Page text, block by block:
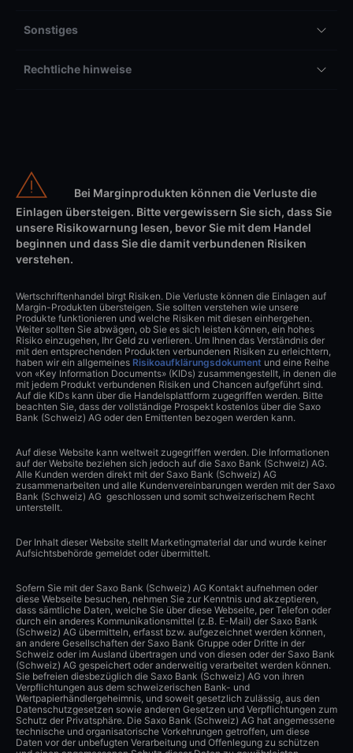
Sonstiges
Rechtliche hinweise
Bei Marginprodukten können die Verluste die
Einlagen übersteigen. Bitte vergewissern Sie sich, dass Sie
unsere Risikowarnung lesen, bevor Sie mit dem Handel
beginnen und dass Sie die damit verbundenen Risiken
verstehen.
Wertschriftenhandel birgt Risiken. Die Verluste können die Einlagen auf
Margin-Produkten übersteigen. Sie sollten verstehen wie unsere
Produkte funktionieren und welche Risiken mit diesen einhergehen.
Weiter sollten Sie abwägen, ob Sie es sich leisten können, ein hohes
Risiko einzugehen, Ihr Geld zu verlieren. Um Ihnen das Verständnis der
mit den entsprechenden Produkten verbundenen Risiken zu erleichtern,
haben wir ein allgemeines Risikoaufklärungsdokument und eine Reihe
von «Key Information Documents» (KIDs) zusammengestellt, in denen die
mit jedem Produkt verbundenen Risiken und Chancen aufgeführt sind.
Auf die KIDs kann über die Handelsplattform zugegriffen werden. Bitte
beachten Sie, dass der vollständige Prospekt kostenlos über die Saxo
Bank (Schweiz) AG oder den Emittenten bezogen werden kann.
Auf diese Website kann weltweit zugegriffen werden. Die Informationen
auf der Website beziehen sich jedoch auf die Saxo Bank (Schweiz) AG.
Alle Kunden werden direkt mit der Saxo Bank (Schweiz) AG
zusammenarbeiten und alle Kundenvereinbarungen werden mit der Saxo
Bank (Schweiz) AG geschlossen und somit schweizerischem Recht
unterstellt.
Der Inhalt dieser Website stellt Marketingmaterial dar und wurde keiner
Aufsichtsbehörde gemeldet oder übermittelt.
Sofern Sie mit der Saxo Bank (Schweiz) AG Kontakt aufnehmen oder
diese Webseite besuchen, nehmen Sie zur Kenntnis und akzeptieren,
dass sämtliche Daten, welche Sie über diese Webseite, per Telefon oder
durch ein anderes Kommunikationsmittel (z.B. E-Mail) der Saxo Bank
(Schweiz) AG übermitteln, erfasst bzw. aufgezeichnet werden können,
an andere Gesellschaften der Saxo Bank Gruppe oder Dritte in der
Schweiz oder im Ausland übertragen und von diesen oder der Saxo Bank
(Schweiz) AG gespeichert oder anderweitig verarbeitet werden können.
Sie befreien diesbezüglich die Saxo Bank (Schweiz) AG von ihren
Verpflichtungen aus dem schweizerischen Bank- und
Wertpapierhändlergeheimnis, und soweit gesetzlich zulässig, aus den
Datenschutzgesetzen sowie anderen Gesetzen und Verpflichtungen zum
Schutz der Privatsphäre. Die Saxo Bank (Schweiz) AG hat angemessene
technische und organisatorische Vorkehrungen getroffen, um diese
Daten vor der unbefugten Verarbeitung und Offenlegung zu schützen